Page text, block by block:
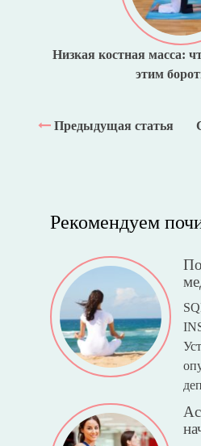
Низкая костная масса:
этим
Предыдущая статья
Рекомендуем